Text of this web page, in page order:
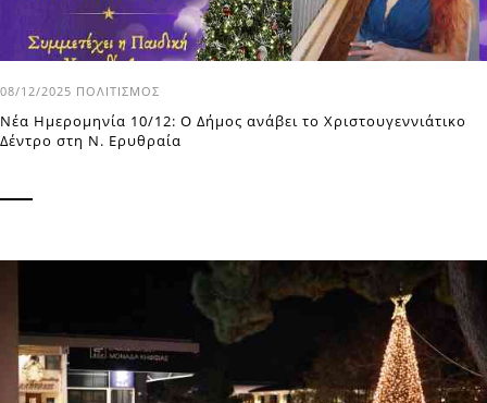
08/12/2025 ΠΟΛΙΤΙΣΜΌΣ
Νέα Ημερομηνία 10/12: Ο Δήμος ανάβει το Χριστουγεννιάτικο
Δέντρο στη Ν. Ερυθραία